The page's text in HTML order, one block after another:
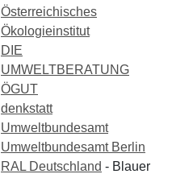
Österreichisches
Ökologieinstitut
DIE
UMWELTBERATUNG
ÖGUT
denkstatt
Umweltbundesamt
Umweltbundesamt Berlin
RAL Deutschland - Blauer